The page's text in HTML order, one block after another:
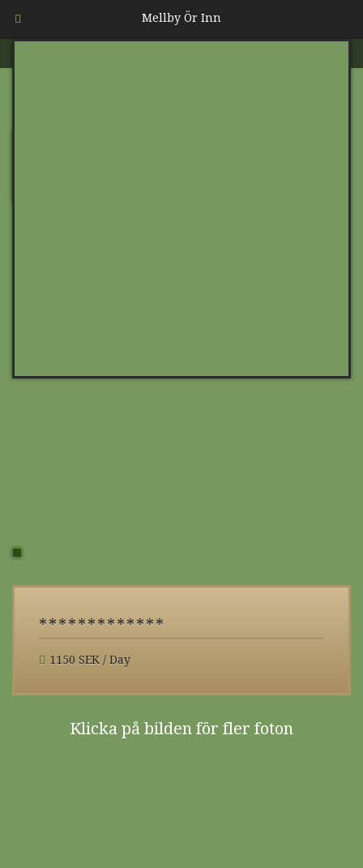
Mellby Ör Inn
*************
1150 SEK / Day
Klicka på bilden för fler foton